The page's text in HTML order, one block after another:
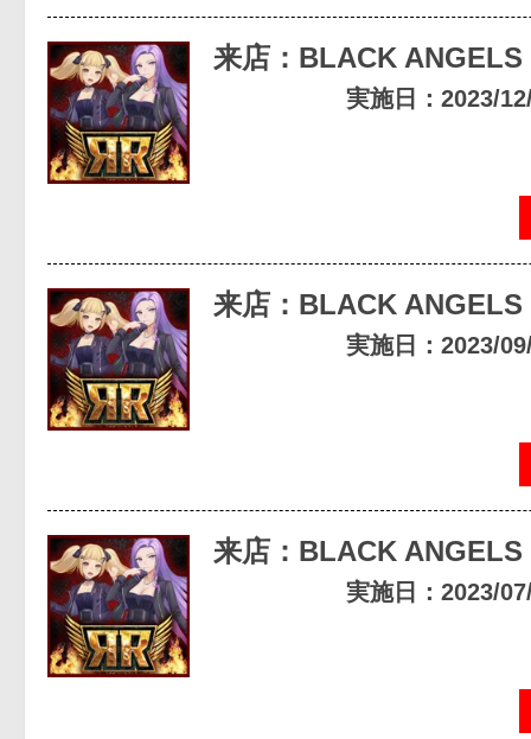
来店：BLACK ANGELS
実施日：2023/
来店：BLACK ANGELS
実施日：2023/
来店：BLACK ANGELS
実施日：2023/